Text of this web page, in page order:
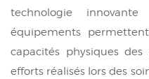
technologie
équipements
capacités physiques
efforts réalisés lors des